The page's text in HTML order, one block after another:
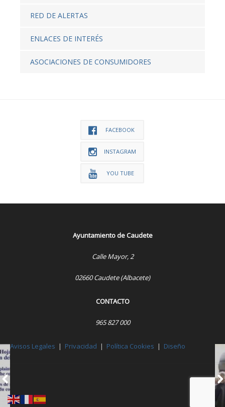
RED DE ALERTAS
ENLACES DE INTERÉS
ASOCIACIONES DE CONSUMIDORES
FACEBOOK
INSTAGRAM
YOU TUBE
Ayuntamiento de Caudete
Calle Mayor, 2
02660 Caudete (Albacete)
CONTACTO
965 827 000
Avisos Legales | Privacidad | Política Cookies | Diseño